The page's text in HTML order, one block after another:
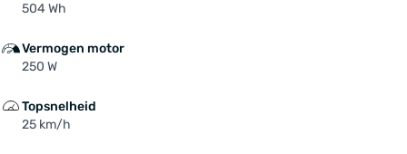
504 Wh
Vermogen motor
250 W
Topsnelheid
25 km/h